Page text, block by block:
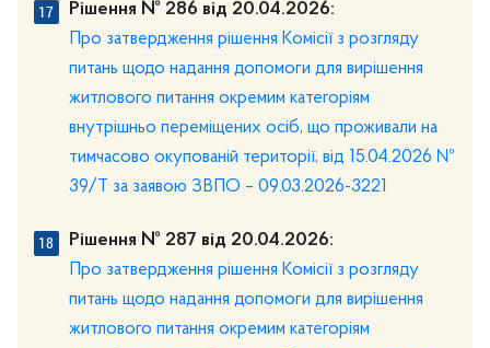
Рішення № 286 від 20.04.2026:
Про затвердження рішення Комісії з розгляду
питань щодо надання допомоги для вирішення
житлового питання окремим категоріям
внутрішньо переміщених осіб, що проживали на
тимчасово окупованій території, від 15.04.2026 №
39/Т за заявою ЗВПО – 09.03.2026-3221
Рішення № 287 від 20.04.2026:
Про затвердження рішення Комісії з розгляду
питань щодо надання допомоги для вирішення
житлового питання окремим категоріям